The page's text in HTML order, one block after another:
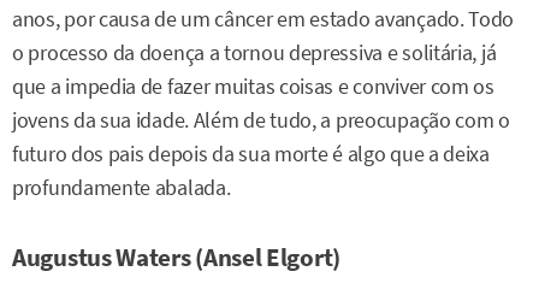
anos, por causa de um câncer em estado avançado. Todo
o processo da doença a tornou depressiva e solitária, já
que a impedia de fazer muitas coisas e conviver com os
jovens da sua idade. Além de tudo, a preocupação com o
futuro dos pais depois da sua morte é algo que a deixa
profundamente abalada.
Augustus Waters (Ansel Elgort)